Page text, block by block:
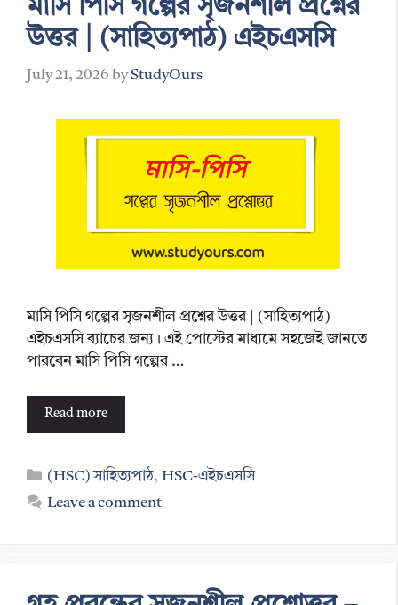
মাসি পিসি গল্পের সৃজনশীল প্রশ্নের
উত্তর | (সাহিত্যপাঠ) এইচএসসি
July 21, 2026 byStudyOurs
মাসি পিসি গল্পের সৃজনশীল প্রশ্নের উত্তর | (সাহিত্যপাঠ)
এইচএসসি ব্যাচের জন্য। এই পোস্টের মাধ্যমে সহজেই জানতে
পারবেন মাসি পিসি গল্পের …
Read more
Categories
(HSC) সাহিত্যপাঠ,HSC-এইচএসসি
Leave a comment